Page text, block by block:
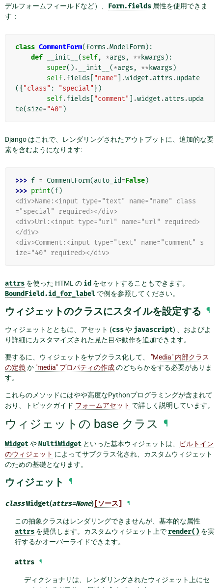
デルフォームフィールドなど）、 Form.fields 属性を使用できま
す：
class CommentForm(forms .ModelForm):
def
__init__ (self, *args , ** kwargs ):
super() . __init__ (*args , ** kwargs )
self.fields "name" .widget .attrs .update
({ "class" : "special" })
self.fields "comment" .widget .attrs .upda
te(size="40" )
Django はこれで、レンダリングされたアウトプットに、追加的な要
素を含むようになります:
>>> f = CommentForm(auto_id=False)
>>> print(f)
<div>Name:<input type="text" name="name" class
="special" required></div>
<div>Url:<input type="url" name="url" required>
</div>
<div>Comment:<input type="text" name="comment" s
ize="40" required></div>
attrs を使った HTML の id をセットすることもできます。
BoundField.id_for_label で例を参照してください。
ウィジェットのクラスにスタイルを設定する ¶
ウィジェットとともに、アセット (cssや javascript) 、およびよ
り詳細にカスタマイズされた見た目や動作を追加できます。
要するに、ウィジェットをサブクラス化して、 "Media" 内部クラス
の定義か "media" プロパティの作成のどちらかをする必要がありま
す。
これらのメソッドにはやや高度なPythonプログラミングが含まれて
おり、トピックガイド フォームアセット で詳しく説明しています。
ウィジェットの base クラス ¶
WidgetやMultiWidget といった基本ウィジェットは、
ビルトイン
のウィジェット によってサブクラス化され、カスタムウィジェット
のための基礎となります。
ウィジェット ¶
classWidget(attrs=None) [ソース] ¶
この抽象クラスはレンダリングできませんが、基本的な属性
attrsを提供します。カスタムウィジェット上で render() を実
行するかオーバーライドできます。
attrs ¶
ディクショナリは、レンダリングされたウィジェット上にセ